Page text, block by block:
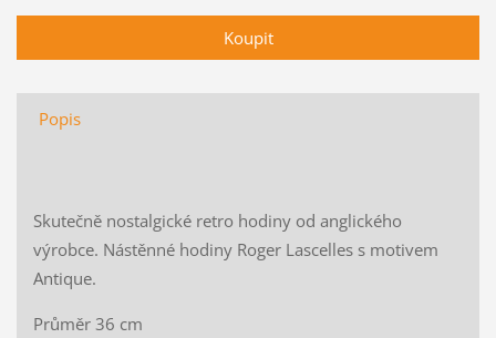
Popis
Skutečně nostalgické retro hodiny od anglického
výrobce. Nástěnné hodiny Roger Lascelles s motivem
Antique.
Průměr 36 cm